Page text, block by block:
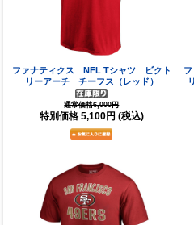
ファナティクス NFL Tシャツ ビクト
リーアーチ チーフス（レッド）
通常価格6,000円
特別価格 5,100円 (税込)